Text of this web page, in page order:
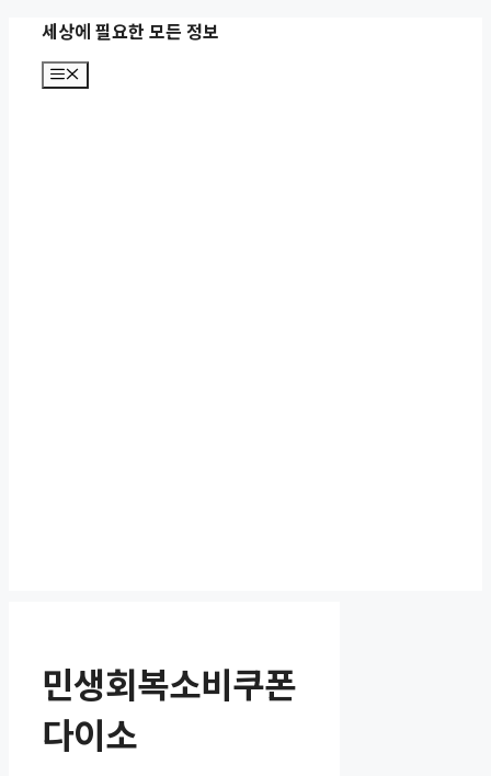
세상에 필요한 모든 정보
메
뉴
민생회복소비쿠폰
다이소